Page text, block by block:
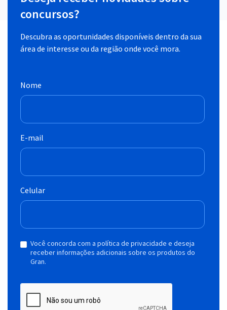
concursos?
Descubra as oportunidades disponíveis dentro da sua
área de interesse ou da região onde você mora.
Nome
E-mail
Celular
Você concorda com a política de privacidade e deseja
receber informações adicionais sobre os produtos do
Gran.